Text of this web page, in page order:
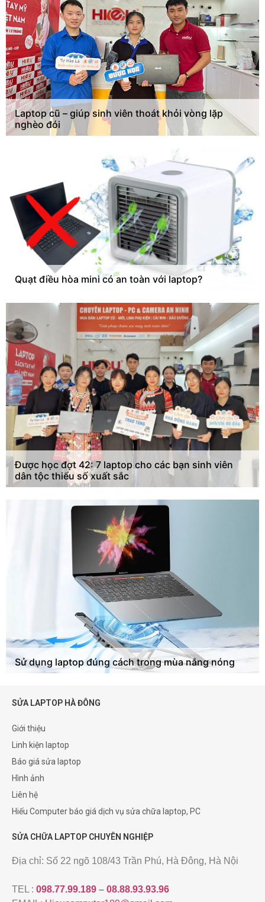
Laptop cũ – giúp sinh viên thoát khỏi vòng lặp
nghèo đói
Quạt điều hòa mini có an toàn với laptop?
Được học đợt 42: 7 laptop cho các bạn sinh viên
dân tộc thiểu số xuất sắc
Sử dụng laptop đúng cách trong mùa nắng nóng
SỬA LAPTOP HÀ ĐÔNG
Giới thiệu
Linh kiện laptop
Báo giá sửa laptop
Hình ảnh
Liên hệ
Hiếu Computer báo giá dịch vụ sửa chữa laptop, PC
SỬA CHỮA LAPTOP CHUYÊN NGHIỆP
Địa chỉ: Số 22 ngõ 108/43 Trần Phú, Hà Đông, Hà Nội
TEL : 098.77.99.189 – 08.88.93.93.96